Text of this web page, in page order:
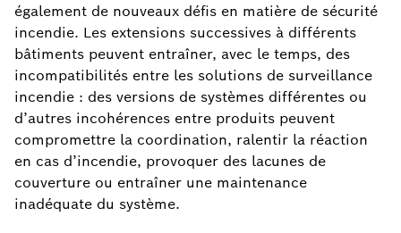
également de nouveaux défis en matière de sécurité
incendie. Les extensions successives à différents
bâtiments peuvent entraîner, avec le temps, des
incompatibilités entre les solutions de surveillance
incendie : des versions de systèmes différentes ou
d’autres incohérences entre produits peuvent
compromettre la coordination, ralentir la réaction
en cas d’incendie, provoquer des lacunes de
couverture ou entraîner une maintenance
inadéquate du système.